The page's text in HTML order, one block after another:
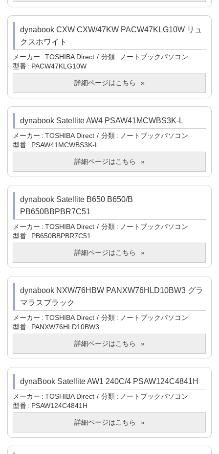
dynabook CXW CXW/47KW PACW47KLG10W リュ
クスホワイト
メーカー TOSHIBA Direct 分類
ノートブックパソコン
型番
PACW47KLG10W
詳細ページはこちら
dynabook Satellite AW4 PSAW41MCWBS3K-L
メーカー TOSHIBA Direct 分類
ノートブックパソコン
型番
PSAW41MCWBS3K-L
詳細ページはこちら
dynabook Satellite B650 B650/B
PB650BBPBR7C51
メーカー TOSHIBA Direct 分類
ノートブックパソコン
型番
PB650BBPBR7C51
詳細ページはこちら
dynabook NXW/76HBW PANXW76HLD10BW3 グラ
マラスブラック
メーカー TOSHIBA Direct 分類
ノートブックパソコン
型番
PANXW76HLD10BW3
詳細ページはこちら
dynaBook Satellite AW1 240C/4 PSAW124C4841H
メーカー TOSHIBA Direct 分類
ノートブックパソコン
型番
PSAW124C4841H
詳細ページはこちら